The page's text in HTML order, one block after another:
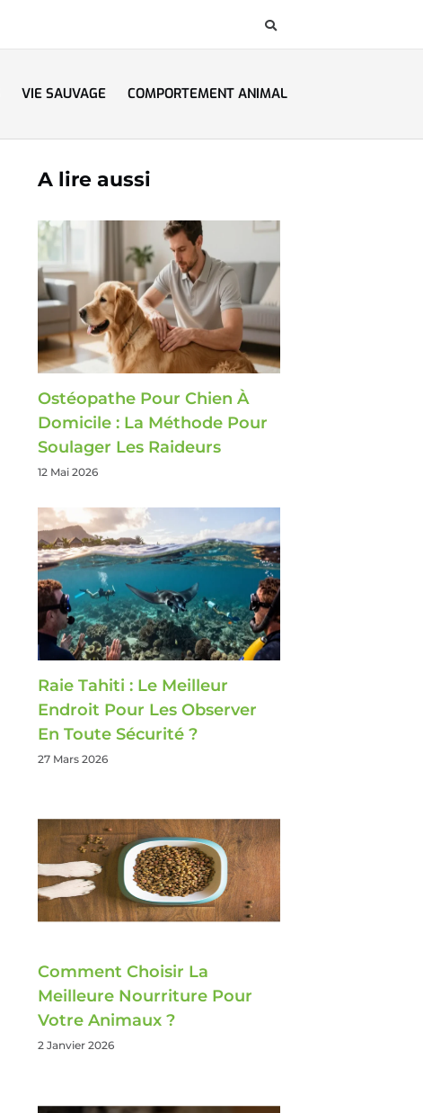
VIE SAUVAGE COMPORTEMENT ANIMAL
A lire aussi
Ostéopathe Pour Chien À
Domicile : La Méthode Pour
Soulager Les Raideurs
12 Mai 2026
Raie Tahiti : Le Meilleur
Endroit Pour Les Observer
En Toute Sécurité ?
27 Mars 2026
Comment Choisir La
Meilleure Nourriture Pour
Votre Animaux ?
2 Janvier 2026